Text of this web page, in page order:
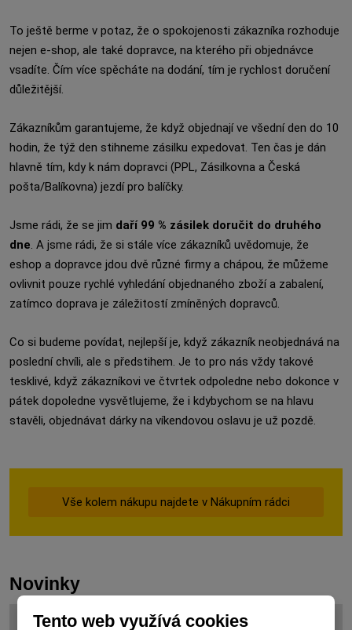
To ještě berme v potaz, že o spokojenosti zákazníka rozhoduje
nejen e-shop, ale také dopravce, na kterého při objednávce
vsadíte. Čím více spěcháte na dodání, tím je rychlost doručení
důležitější.
Zákazníkům garantujeme, že když objednají ve všední den do 10
hodin, že týž den stihneme zásilku expedovat. Ten čas je dán
hlavně tím, kdy k nám dopravci (PPL, Zásilkovna a Česká
pošta/Balíkovna) jezdí pro balíčky.
Jsme rádi, že se jim daří 99 % zásilek doručit do druhého
dne. A jsme rádi, že si stále více zákazníků uvědomuje, že
eshop a dopravce jdou dvě různé firmy a chápou, že můžeme
ovlivnit pouze rychlé vyhledání objednaného zboží a zabalení,
zatímco doprava je záležitostí zmíněných dopravců.
Co si budeme povídat, nejlepší je, když zákazník neobjednává na
poslední chvíli, ale s předstihem. Je to pro nás vždy takové
tesklivé, když zákazníkovi ve čtvrtek odpoledne nebo dokonce v
pátek dopoledne vysvětlujeme, že i kdybychom se na hlavu
stavěli, objednávat dárky na víkendovou oslavu je už pozdě.
Vše kolem nákupu najdete v Nákupním rádci
Novinky
Tento web využívá cookies